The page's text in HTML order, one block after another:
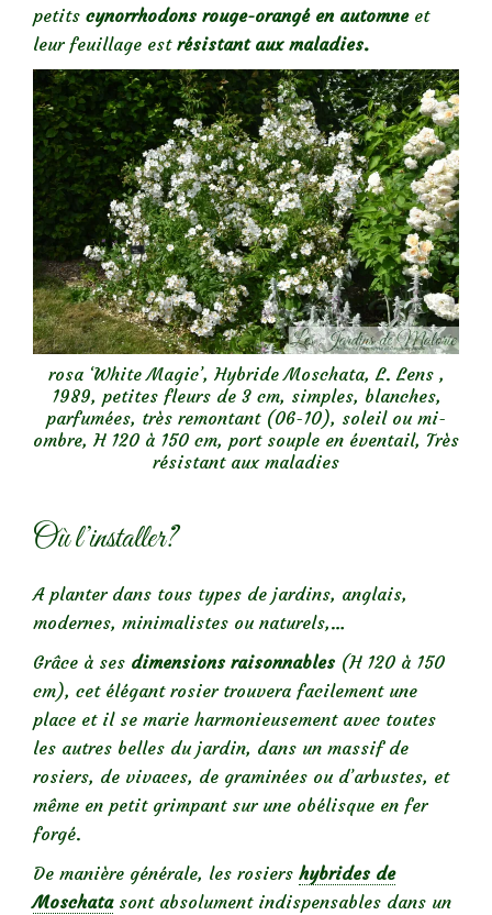
petits cynorrhodons rouge-orangé en automneet
leur feuillage est résistant aux maladies.
rosa ‘White Magic’, Hybride Moschata, L. Lens ,
1989, petites fleurs de 3 cm, simples, blanches,
parfumées, très remontant (06-10), soleil ou mi-
ombre, H 120 à 150 cm, port souple en éventail, Très
résistant aux maladies
Où l’installer?
A planter dans tous types de jardins, anglais,
modernes, minimalistes ou naturels,…
Grâce à ses dimensions raisonnables (H 120 à 150
cm), cet élégant rosier trouvera facilement une
place et il se marie harmonieusement avec toutes
les autres belles du jardin, dans un massif de
rosiers, de vivaces, de graminées ou d’arbustes, et
même en petit grimpant sur une obélisque en fer
forgé.
De manière générale, les rosiers hybrides de
Moschatasont absolument indispensables dans un